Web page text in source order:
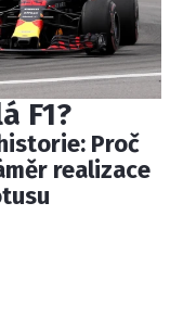
F1?
Proč
realizace